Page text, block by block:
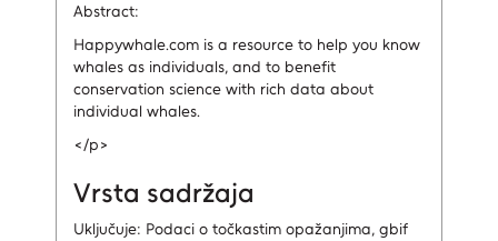
Abstract:
Happywhale.com is a resource to help you know
whales as individuals, and to benefit
conservation science with rich data about
individual whales.
</p>
Vrsta sadržaja
Uključuje: Podaci o točkastim opažanjima, gbif